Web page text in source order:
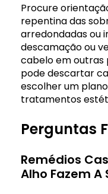
Procure
repentina das
arredondadas ou
descamação ou
cabelo em outras
pode descartar
escolher um
tratamentos
Perguntas
Remédios
Alho Fazem